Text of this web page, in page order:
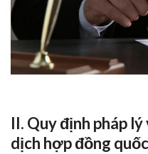
II. Quy định pháp
dịch hợp đồng